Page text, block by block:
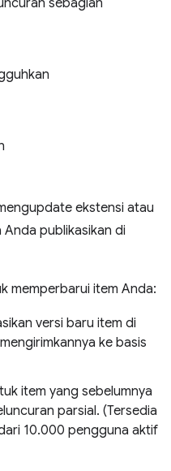
sebagian
ekstensi atau
publikasikan di
memperbarui item Anda:
versi baru item di
ke basis
item yang sebelumnya
parsial. (Tersedia
10.000 pengguna aktif